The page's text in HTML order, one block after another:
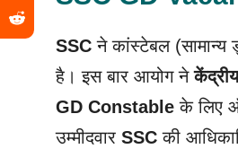
SSC ने कांस्टेबल (सामान्य
है। इस बार आयोग ने
GD Constable के लिए
उम्मीदवार SSC की